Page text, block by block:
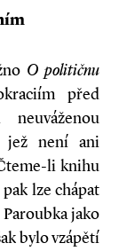
O političnu
před
jež není ani
li knihu
lze chápat
jako
bylo vzápětí